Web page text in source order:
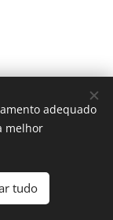
adequado
melhor
tudo